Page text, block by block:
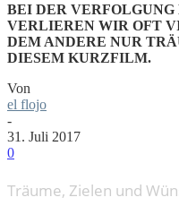
BEI DER
VERLIEREN WIR OFT
DEM ANDERE NUR
DIESEM KURZFILM.
Von
el flojo
-
31. Juli 2017
0
Träume, Zielen und